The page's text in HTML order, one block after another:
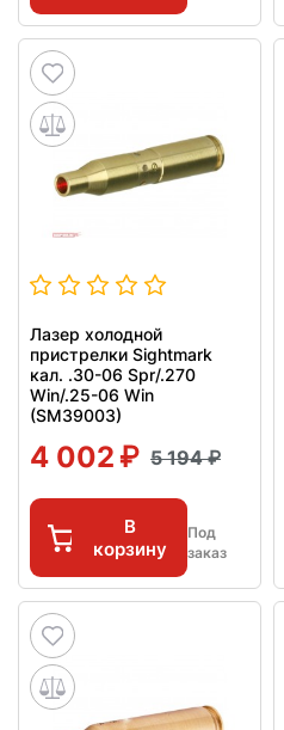
Лазер холодной
пристрелки Sightmark
кал. .30-06 Spr/.270
Win/.25-06 Win
(SM39003)
4 002 5 194
В
корзину
Под
заказ